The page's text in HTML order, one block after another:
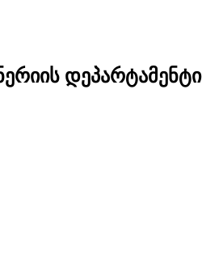
დეპარტამენტი